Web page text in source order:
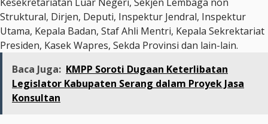
Struktural, Dirjen, Deputi, Inspektur Jendral, Inspektur
Utama, Kepala Badan, Staf Ahli Mentri, Kepala Sekrektariat
Presiden, Kasek Wapres, Sekda Provinsi dan lain-lain.
Baca Juga: KMPP Soroti Dugaan Keterlibatan
Legislator Kabupaten Serang dalam Proyek Jasa
Konsultan